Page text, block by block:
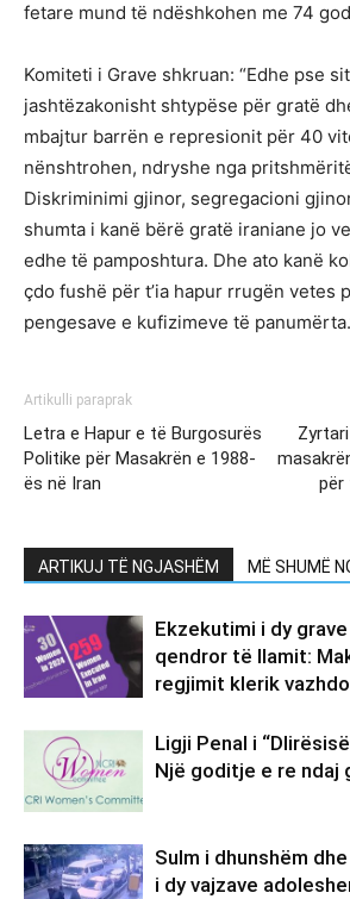
fetare mund të ndëshkohen me 74
Komiteti i Grave shkruan: “Edhe pse
jashtëzakonisht shtypëse për gratë
mbajtur barrën e represionit për 40
nënshtrohen, ndryshe nga
Diskriminimi gjinor, segregacioni
shumta i kanë bërë gratë iraniane jo
edhe të pamposhtura. Dhe ato kanë
çdo fushë për t’ia hapur rrugën vetes
pengesave e kufizimeve të
Artikulli paraprak
Letra e Hapur e të Burgosurës
Politike për Masakrën e 1988-
ës në Iran
për
ARTIKUJ TË NGJASHËM MË SHUMË
Ekzekutimi i dy
qendror të Ilamit:
regjimit klerik
Ligji Penal i
Një goditje e re ndaj
Sulm i dhunshëm
i dy vajzave